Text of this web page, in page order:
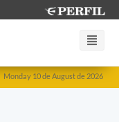
Monday 10 de August de 2026